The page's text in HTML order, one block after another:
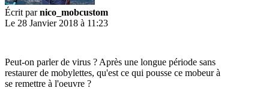
Écrit parnico_mobcustom
Le 28 Janvier 2018 à 11:23
Peut-on parler de virus ? Après une longue période sans
restaurer de mobylettes, qu'est ce qui pousse ce mobeur à
se remettre à l'oeuvre ?